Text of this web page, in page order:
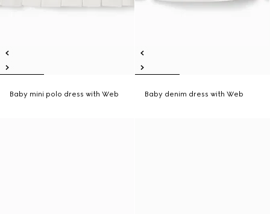
Baby mini polo dress with Web Baby denim dress with Web